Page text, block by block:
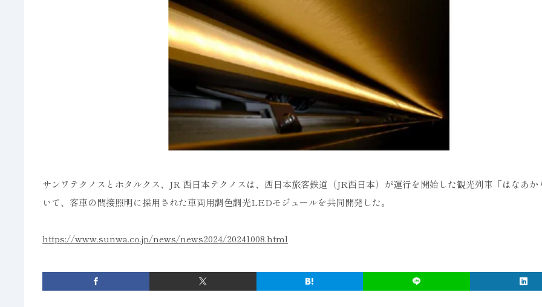
サンワテクノスとホタルクス、JR 西日本テクノスは、西日本旅客鉄道（JR西日本）が運行を開始した観光列車「はなあか
いて、客車の間接照明に採用された車両用調色調光LEDモジュールを共同開発した。
https://www.sunwa.co.jp/news/news2024/20241008.html